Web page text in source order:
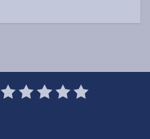
1
Star
2
Stars
3
Stars
4
Stars
5
Stars